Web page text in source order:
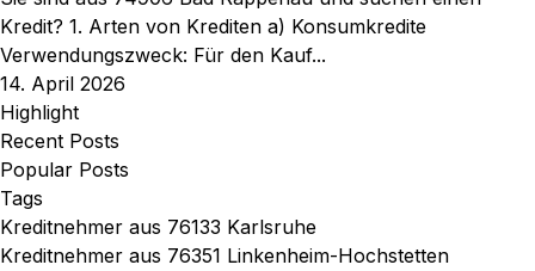
Kredit? 1. Arten von Krediten a) Konsumkredite
Verwendungszweck: Für den Kauf...
14. April 2026
Highlight
Recent Posts
Popular Posts
Tags
Kreditnehmer aus 76133 Karlsruhe
Kreditnehmer aus 76351 Linkenheim-Hochstetten